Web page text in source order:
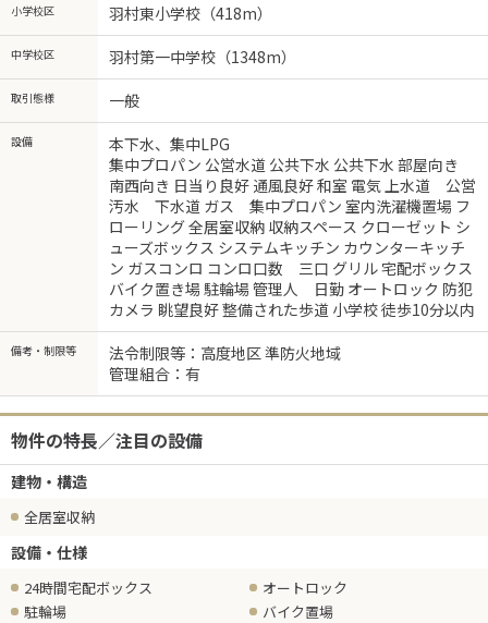
小学校区 羽村東小学校（418m）
中学校区 羽村第一中学校（1348m）
取引態様 一般
設備
本下水、集中LPG
集中プロパン 公営水道 公共下水 公共下水 部屋向き
南西向き 日当り良好 通風良好 和室 電気 上水道 公営
汚水 下水道 ガス 集中プロパン 室内洗濯機置場 フ
ローリング 全居室収納 収納スペース クローゼット シ
ューズボックス システムキッチン カウンターキッチ
ン ガスコンロ コンロ口数 三口 グリル 宅配ボックス
バイク置き場 駐輪場 管理人 日勤 オートロック 防犯
カメラ 眺望良好 整備された歩道 小学校 徒歩10分以内
備考・制限等
法令制限等：高度地区 準防火地域
管理組合：有
物件の特長／注目の設備
建物・構造
全居室収納
設備・仕様
24時間宅配ボックス
オートロック
駐輪場
バイク置場